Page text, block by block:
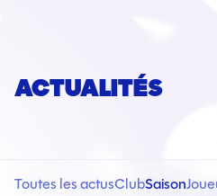
ACTUALITÉS
Toutes les actusClubSaison